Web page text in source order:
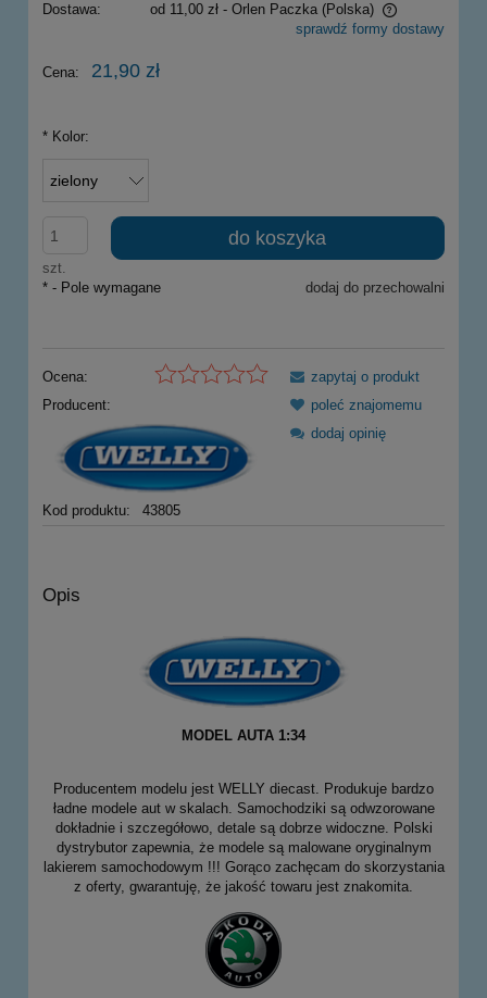
Dostawa:
od 11,00 zł - Orlen Paczka (Polska)
Cena nie zawiera ewentualnych kosztów płatności
sprawdź formy dostawy
Cena: 21,90 zł
* Kolor:
szt.
do koszyka
dodaj do przechowalni
* - Pole wymagane
Ocena:
Producent:
Kod produktu: 43805
zapytaj o produkt
poleć znajomemu
dodaj opinię
Opis
MODEL AUTA 1:34
Producentem modelu jest WELLY diecast. Produkuje bardzo
ładne modele aut w skalach. Samochodziki są odwzorowane
dokładnie i szczegółowo, detale są dobrze widoczne. Polski
dystrybutor zapewnia, że modele są malowane oryginalnym
lakierem samochodowym !!! Gorąco zachęcam do skorzystania
z oferty, gwarantuję, że jakość towaru jest znakomita.